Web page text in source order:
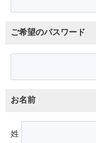
ご希望のパスワード
お名前
姓